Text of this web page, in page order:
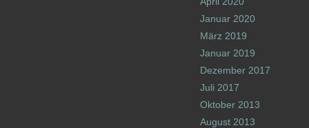
Januar 2020
März 2019
Januar 2019
Dezember 2017
Juli 2017
Oktober 2013
August 2013